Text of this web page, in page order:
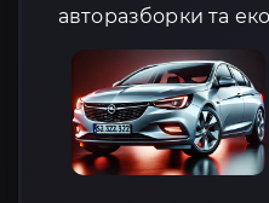
авторазборки та